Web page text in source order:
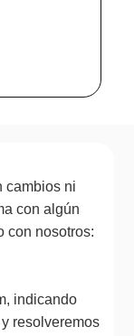
cambios ni
con algún
con nosotros:
indicando
resolveremos